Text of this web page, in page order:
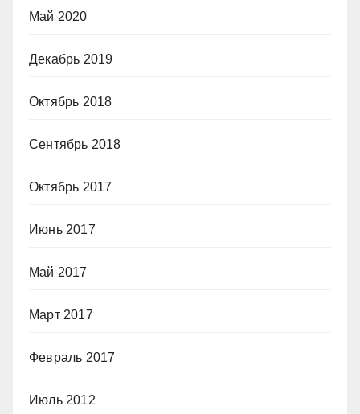
Май 2020
Декабрь 2019
Октябрь 2018
Сентябрь 2018
Октябрь 2017
Июнь 2017
Май 2017
Март 2017
Февраль 2017
Июль 2012